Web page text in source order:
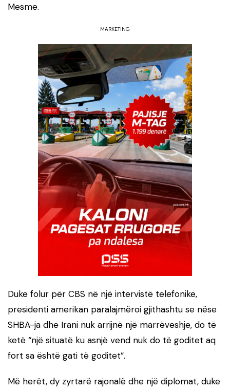
Mesme.
MARKETING
Duke folur për CBS në një intervistë telefonike,
presidenti amerikan paralajmëroi gjithashtu se nëse
SHBA-ja dhe Irani nuk arrijnë një marrëveshje, do të
ketë “një situatë ku asnjë vend nuk do të goditet aq
fort sa është gati të goditet”.
Më herët, dy zyrtarë rajonalë dhe një diplomat, duke